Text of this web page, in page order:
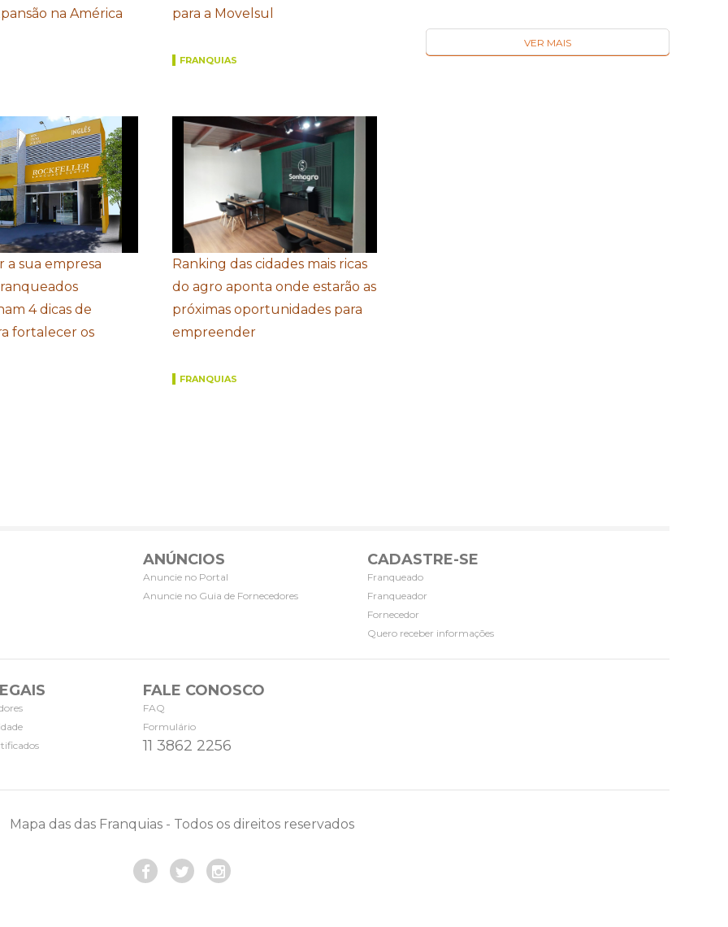
na América
para a Movelsul
FRANQUIAS
a sua empresa
4 dicas de
fortalecer os
Ranking das cidades mais ricas
do agro aponta onde estarão as
próximas oportunidades para
empreender
FRANQUIAS
VER MAIS
ANÚNCIOS
Anuncie no Portal
Anuncie no Guia de Fornecedores
CADASTRE-SE
Franqueado
Franqueador
Fornecedor
Quero receber informações
FALE CONOSCO
FAQ
Formulário
11 3862 2256
Mapa das das Franquias - Todos os direitos reservados